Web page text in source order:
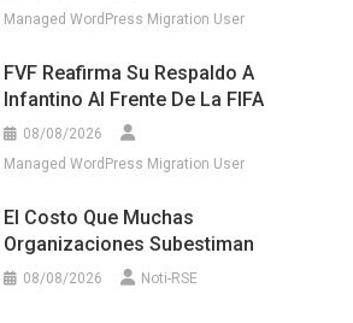
Managed WordPress Migration User
FVF Reafirma Su Respaldo A
Infantino Al Frente De La FIFA
08/08/2026
Managed WordPress Migration User
El Costo Que Muchas
Organizaciones Subestiman
08/08/2026 Noti-RSE